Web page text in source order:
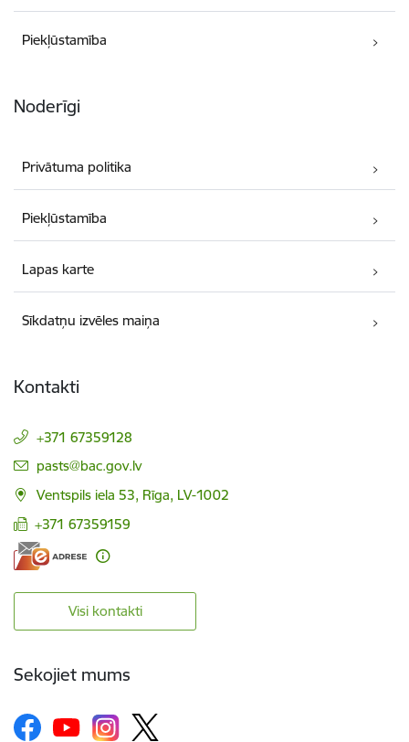
Piekļūstamība
Noderīgi
Privātuma politika
Piekļūstamība
Lapas karte
Sīkdatņu izvēles maiņa
Kontakti
+371 67359128
E-pasts:
pasts@bac.gov.lv
Ventspils iela 53, Rīga, LV-1002
+371 67359159
Visi kontakti
Sekojiet mums